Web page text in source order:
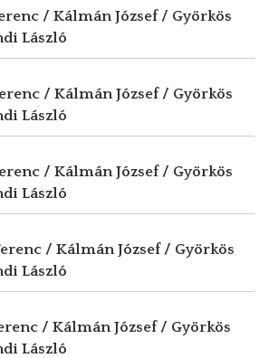
/ Kálmán József / Györkös
László
/ Kálmán József / Györkös
László
/ Kálmán József / Györkös
László
/ Kálmán József / Györkös
László
/ Kálmán József / Györkös
László